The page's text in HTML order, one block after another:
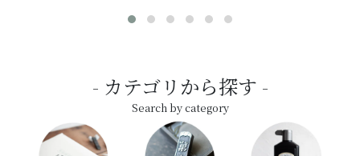
カテゴリから探す
Search by category